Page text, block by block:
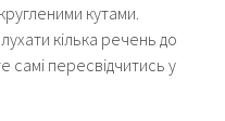
кутами.
кілька речень до
самі пересвідчитись у